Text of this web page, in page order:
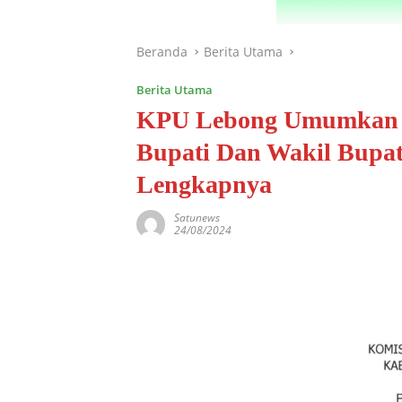
Beranda Berita Utama
Berita Utama
KPU Lebong
Bupati Dan Wakil
Lengkapnya
Satunews
24/08/2024